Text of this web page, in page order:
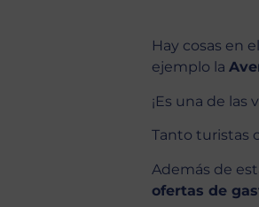
Hay cosas en
ejemplo la
¡Es una de
Tanto turistas
Además de
ofertas de